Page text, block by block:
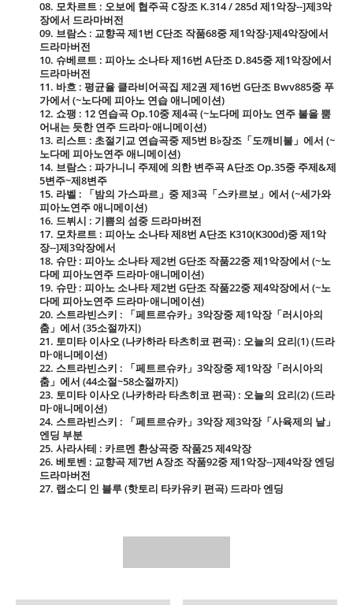
08. 모차르트 : 오보에 협주곡 C장조 K.314 / 285d 제1악장--]제3악
장에서 드라마버전
09. 브람스 : 교향곡 제1번 C단조 작품68중 제1악장-]제4악장에서
드라마버전
10. 슈베르트 : 피아노 소나타 제16번 A단조 D.845중 제1악장에서
드라마버전
11. 바흐 : 평균율 클라비어곡집 제2권 제16번 G단조 Bwv885중 푸
가에서 (~노다메 피아노 연습 애니메이션)
12. 쇼팽 : 12 연습곡 Op.10중 제4곡 (~노다메 피아노 연주 불을 뿜
어내는 듯한 연주 드라마·애니메이션)
13. 리스트 : 초절기교 연습곡중 제5번 B♭장조「도깨비불」에서 (~
노다메 피아노연주 애니메이션)
14. 브람스 : 파가니니 주제에 의한 변주곡 A단조 Op.35중 주제&제
5변주~제8변주
15. 라벨 : 「밤의 가스파르」중 제3곡「스카르보」에서 (~세가와
피아노연주 애니메이션)
16. 드뷔시 : 기쁨의 섬중 드라마버전
17. 모차르트 : 피아노 소나타 제8번 A단조 K310(K300d)중 제1악
장--]제3악장에서
18. 슈만 : 피아노 소나타 제2번 G단조 작품22중 제1악장에서 (~노
다메 피아노연주 드라마·애니메이션)
19. 슈만 : 피아노 소나타 제2번 G단조 작품22중 제4악장에서 (~노
다메 피아노연주 드라마·애니메이션)
20. 스트라빈스키 : 「페트르슈카」3악장중 제1악장「러시아의
춤」에서 (35소절까지)
21. 토미타 이사오 (나카하라 타츠히코 편곡) : 오늘의 요리(1) (드라
마·애니메이션)
22. 스트라빈스키 : 「페트르슈카」3악장중 제1악장「러시아의
춤」에서 (44소절~58소절까지)
23. 토미타 이사오 (나카하라 타츠히코 편곡) : 오늘의 요리(2) (드라
마·애니메이션)
24. 스트라빈스키 : 「페트르슈카」3악장 제3악장「사육제의 날」
엔딩 부분
25. 사라사테 : 카르멘 환상곡중 작품25 제4악장
26. 베토벤 : 교향곡 제7번 A장조 작품92중 제1악장--]제4악장 엔딩
드라마버전
27. 랩소디 인 블루 (핫토리 타카유키 편곡) 드라마 엔딩